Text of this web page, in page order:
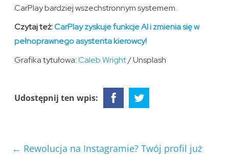
CarPlay bardziej wszechstronnym systemem.
Czytaj też:CarPlay zyskuje funkcje AI i zmienia się w
pełnoprawnego asystenta kierowcy!
Grafika tytułowa:Caleb Wright/ Unsplash
Udostępnij ten wpis:
← Rewolucja na Instagramie? Twój profil już